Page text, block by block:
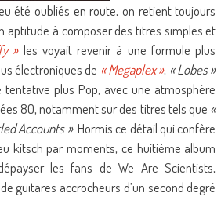
été oubliés en route, on retient toujours
aptitude à composer des titres simples et
»les voyait revenir à une formule plus
électroniques de « Megaplex », « Lobes »
plus Pop, avec une atmosphère
80, notamment sur des titres tels que «
Accounts ». Hormis ce détail qui confère
kitsch par moments, ce huitième album
les fans de We Are Scientists,
guitares accrocheurs d’un second degré